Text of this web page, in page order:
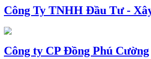
Công Ty TNHH Đầu Tư -
Công ty CP Đồng Phú Cường